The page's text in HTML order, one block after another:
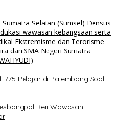
775 Pelajar di Palembang Soal
Beri Wawasan